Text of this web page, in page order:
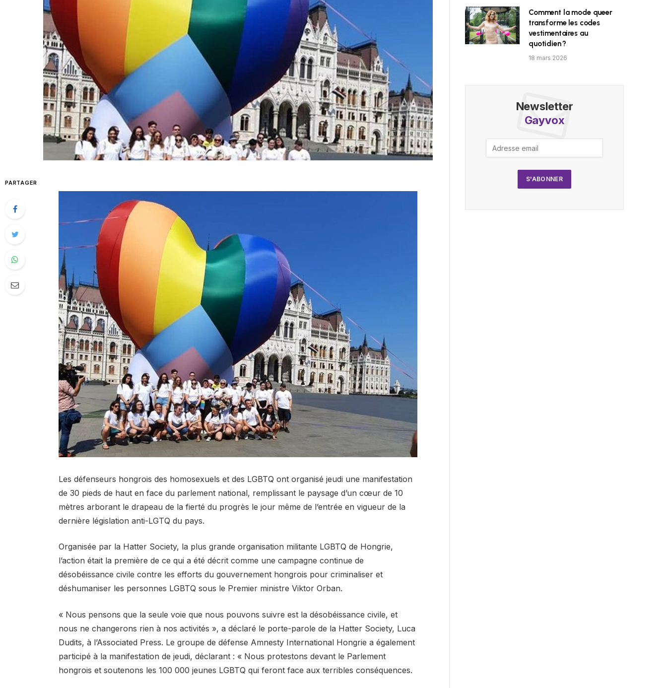
PARTAGER
Les défenseurs hongrois des homosexuels et des LGBTQ ont organisé jeudi une manifestation
de 30 pieds de haut en face du parlement national, remplissant le paysage d’un cœur de 10
mètres arborant le drapeau de la fierté du progrès le jour même de l’entrée en vigueur de la
dernière législation anti-LGTQ du pays.
Organisée par la Hatter Society, la plus grande organisation militante LGBTQ de Hongrie,
l’action était la première de ce qui a été décrit comme une campagne continue de
désobéissance civile contre les efforts du gouvernement hongrois pour criminaliser et
déshumaniser les personnes LGBTQ sous le Premier ministre Viktor Orban.
« Nous pensons que la seule voie que nous pouvons suivre est la désobéissance civile, et
nous ne changerons rien à nos activités », a déclaré le porte-parole de la Hatter Society, Luca
Dudits, à l’Associated Press. Le groupe de défense Amnesty International Hongrie a également
participé à la manifestation de jeudi, déclarant : « Nous protestons devant le Parlement
hongrois et soutenons les 100 000 jeunes LGBTQ qui feront face aux terribles conséquences.
Comment la mode queer
transforme les codes
vestimentaires au
quotidien ?
18 mars 2026
Newsletter
Gayvox